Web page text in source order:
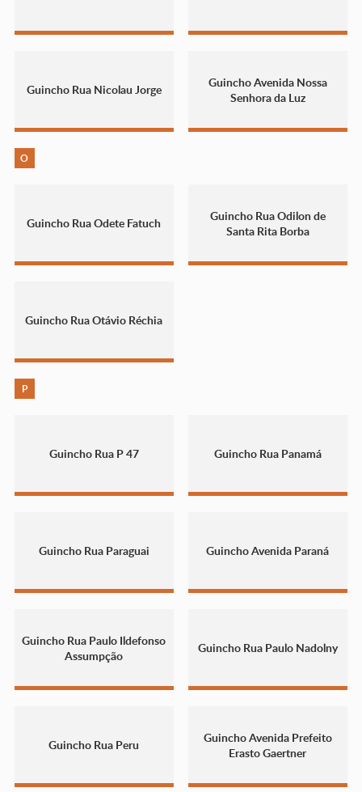
Guincho Rua Nicolau Jorge
Guincho Avenida Nossa
Senhora da Luz
O
Guincho Rua Odete Fatuch
Guincho Rua Odilon de
Santa Rita Borba
Guincho Rua Otávio Réchia
P
Guincho Rua P 47 Guincho Rua Panamá
Guincho Rua Paraguai Guincho Avenida Paraná
Guincho Rua Paulo Ildefonso
Assumpção
Guincho Rua Paulo Nadolny
Guincho Rua Peru
Guincho Avenida Prefeito
Erasto Gaertner